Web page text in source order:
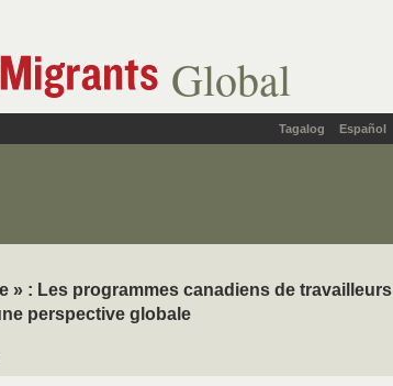
Global
Tagalog Español
» : Les programmes canadiens de travailleurs
perspective globale